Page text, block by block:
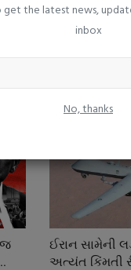
get the latest news,
inbox
No, thanks
ઈરાન સામેની
અત્યંત કિંમતી